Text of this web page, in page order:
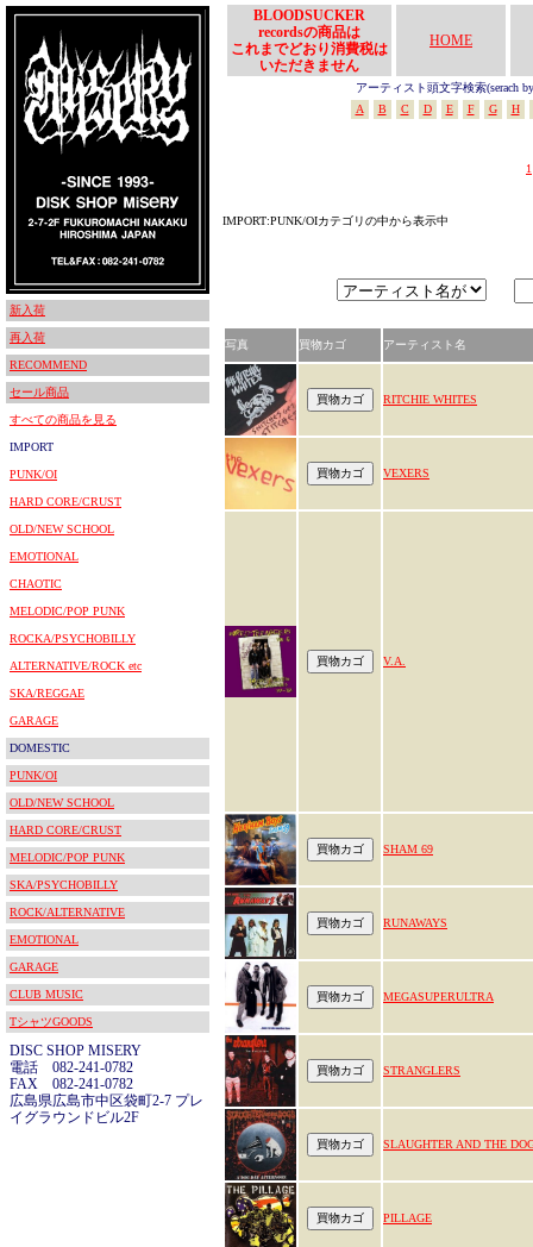
新入荷
再入荷
RECOMMEND
セール商品
すべての商品を見る
IMPORT
PUNK/OI
HARD CORE/CRUST
OLD/NEW SCHOOL
EMOTIONAL
CHAOTIC
MELODIC/POP PUNK
ROCKA/PSYCHOBILLY
ALTERNATIVE/ROCK etc
SKA/REGGAE
GARAGE
DOMESTIC
PUNK/OI
OLD/NEW SCHOOL
HARD CORE/CRUST
MELODIC/POP PUNK
SKA/PSYCHOBILLY
ROCK/ALTERNATIVE
EMOTIONAL
GARAGE
CLUB MUSIC
TシャツGOODS
DISC SHOP MISERY
電話 082-241-0782
FAX 082-241-0782
広島県広島市中区袋町2-7 プレ
イグラウンドビル2F
BLOODSUCKER
recordsの商品は
これまでどおり消費税は
いただきません
HOME
アーティスト頭文字検索(serach
A
B C D E F G H
1
IMPORT:PUNK/OIカテゴリの中から表示中
写真 買物カゴ アーティスト名
RITCHIE WHITES
VEXERS
V.A.
SHAM 69
RUNAWAYS
MEGASUPERULTRA
STRANGLERS
SLAUGHTER AND THE
PILLAGE